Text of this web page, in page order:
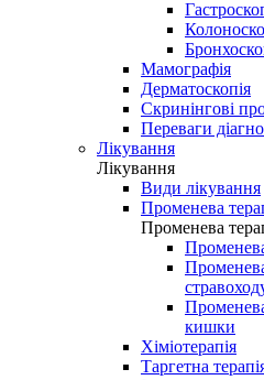
Мамографія
Дерматоскопія
Скринінгові
Переваги
Лікування
Лікування
Види лікування
Променева
Променева
кишки
Хіміотерапія
Таргетна